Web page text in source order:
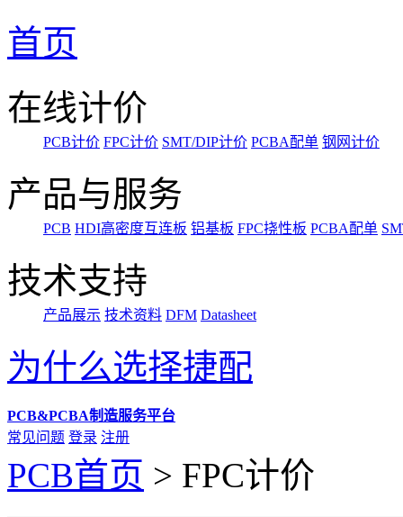
首页
在线计价
PCB计价 FPC计价 SMT/DIP计价 PCBA配单 钢网计价
产品与服务
PCB HDI高密度互连板 铝基板 FPC挠性板 PCBA配单
技术支持
产品展示 技术资料 DFM Datasheet
为什么选择捷配
PCB&PCBA制造服务平台
常见问题 登录 注册
PCB首页 > FPC计价